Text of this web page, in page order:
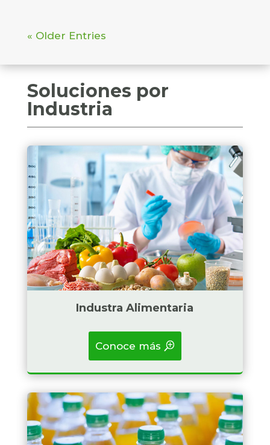
« Older Entries
Soluciones por
Industria
Badget Text
Industra Alimentaria
Conoce más
Badget Text